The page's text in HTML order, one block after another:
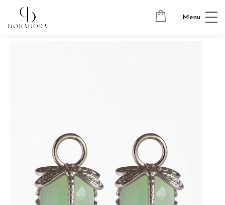
Menu
Avaleht Kõrvarõngaste ripatsid
DRAGONFLY